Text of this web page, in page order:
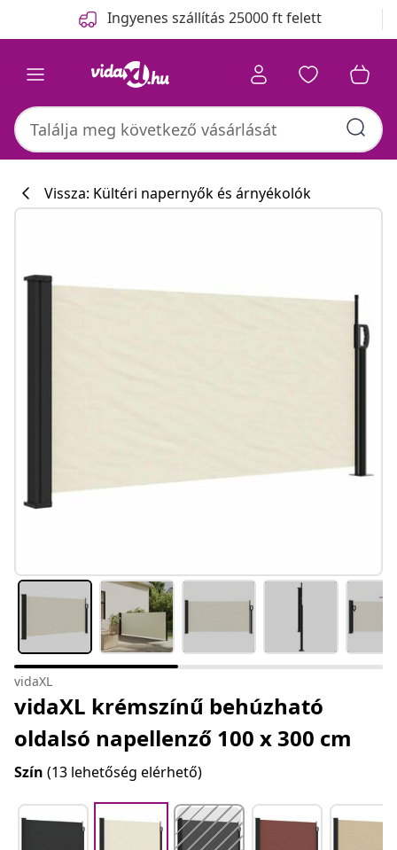
Ingyenes szállítás 25000 ft felett
Vissza: Kültéri napernyők és árnyékolók
vidaXL
vidaXL krémszínű behúzható
oldalsó napellenző 100 x 300 cm
Szín (13 lehetőség elérhető)